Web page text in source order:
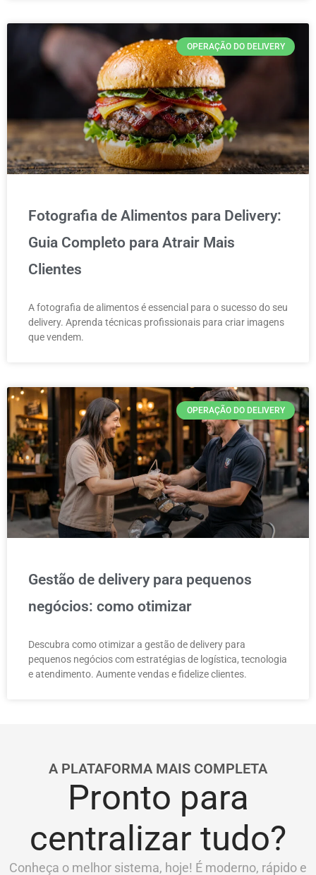
OPERAÇÃO DO DELIVERY
Fotografia de Alimentos para Delivery:
Guia Completo para Atrair Mais
Clientes
A fotografia de alimentos é essencial para o sucesso do seu
delivery. Aprenda técnicas profissionais para criar imagens
que vendem.
OPERAÇÃO DO DELIVERY
Gestão de delivery para pequenos
negócios: como otimizar
Descubra como otimizar a gestão de delivery para
pequenos negócios com estratégias de logística, tecnologia
e atendimento. Aumente vendas e fidelize clientes.
A PLATAFORMA MAIS COMPLETA
Pronto para
centralizar tudo?
Conheça o melhor sistema, hoje! É moderno, rápido e